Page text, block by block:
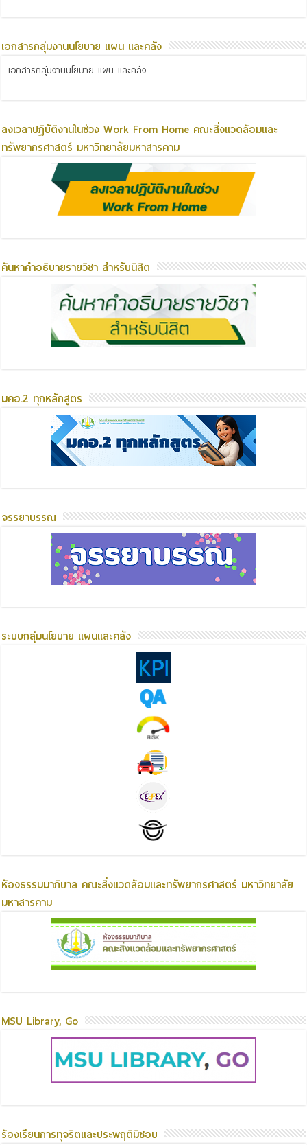
เอกสารกลุ่มงานนโยบาย แผน และคลัง
เอกสารกลุ่มงานนโยบาย แผน และคลัง
ลงเวลาปฏิบัติงานในช่วง Work From Home คณะสิ่งแวดล้อมและ
ทรัพยากรศาสตร์ มหาวิทยาลัยมหาสารคาม
ค้นหาคำอธิบายรายวิชา สำหรับนิสิต
มคอ.2 ทุกหลักสูตร
จรรยาบรรณ
ระบบกลุ่มนโยบาย แผนและคลัง
ห้องธรรมมาภิบาล คณะสิ่งแวดล้อมและทรัพยากรศาสตร์ มหาวิทยาลัย
มหาสารคาม
MSU Library, Go
ร้องเรียนการทุจริตและประพฤติมิชอบ